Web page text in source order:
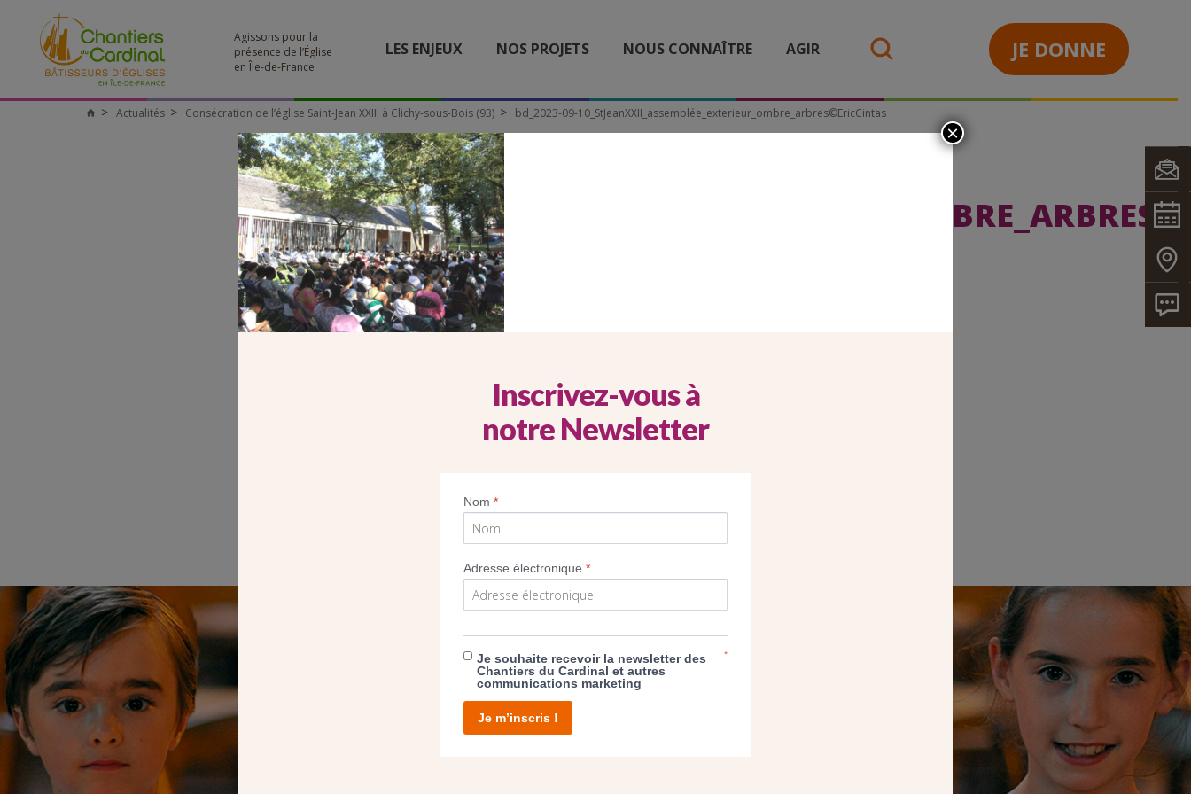
Agissons pour la
présence de l’Église
en Île-de-France
LES ENJEUX NOS PROJETS NOUS CONNAÎTRE AGIR JE DONNE
Chantiers
Actualités Consécration de l’église Saint-Jean XXIII à Clichy-sous-Bois (93) bd_2023-09-10_StJeanXXII_assemblée_exterieur_ombre_arbres©EricCintas
BD_2023-09-
NOUS PERMET D’AGIR
Inscrivez-vous à
notre Newsletter
Nom*
Adresse électronique*
Je souhaite recevoir la newsletter des
Chantiers du Cardinal et autres
communications marketing
*
Je m’inscris !
×